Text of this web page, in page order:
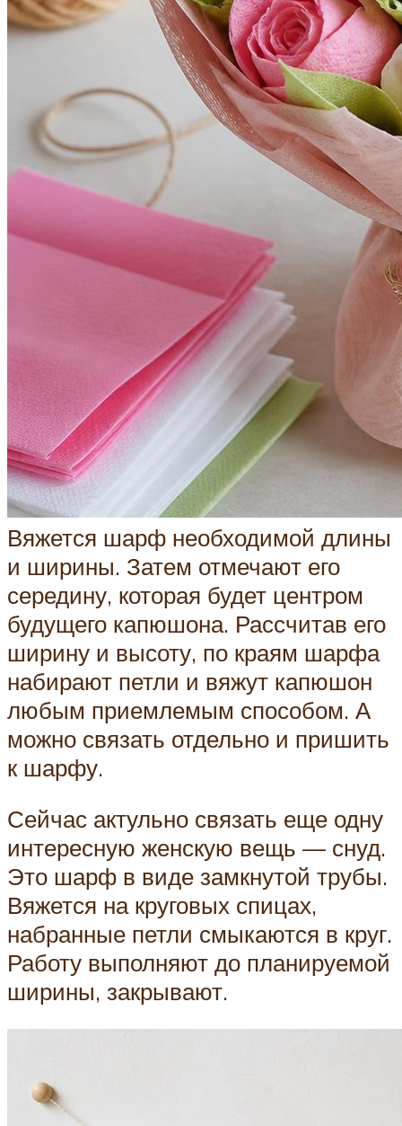
Вяжется шарф необходимой длины
и ширины. Затем отмечают его
середину, которая будет центром
будущего капюшона. Рассчитав его
ширину и высоту, по краям шарфа
набирают петли и вяжут капюшон
любым приемлемым способом. А
можно связать отдельно и пришить
к шарфу.
Сейчас актульно связать еще одну
интересную женскую вещь — снуд.
Это шарф в виде замкнутой трубы.
Вяжется на круговых спицах,
набранные петли смыкаются в круг.
Работу выполняют до планируемой
ширины, закрывают.